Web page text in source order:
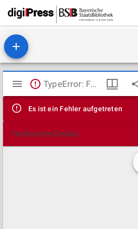
Mirador
Viewer
TypeError: Failed to fetch
Es ist ein Fehler aufgetreten
Technische Details